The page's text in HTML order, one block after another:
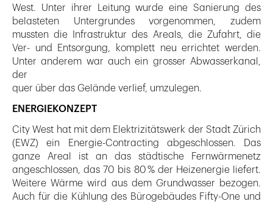
West. Unter ihrer Leitung wurde eine Sanierung des
belasteten Untergrundes vorgenommen, zudem
mussten die Infrastruktur des Areals, die Zufahrt, die
Ver- und Entsorgung, komplett neu errichtet werden.
Unter anderem war auch ein grosser Abwasserkanal,
der
quer über das Gelände verlief, umzulegen.
ENERGIEKONZEPT
City West hat mit dem Elektrizitätswerk der Stadt Zürich
(EWZ) ein Energie-Contracting abgeschlossen. Das
ganze Areal ist an das städtische Fernwärmenetz
angeschlossen, das 70 bis 80 % der Heizenergie liefert.
Weitere Wärme wird aus dem Grundwasser bezogen.
Auch für die Kühlung des Bürogebäudes Fifty-One und